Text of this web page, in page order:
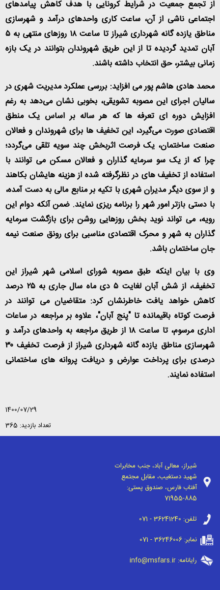
از تجمع جمعیت در شرایط کرونایی با هدف کاهش پیامدهای
اجتماعی ناشی از آن، ساعت کاری واحدهای درآمد و شهرسازی
مناطق یازده گانه شهرداری شیراز تا ساعت ۱۸ روزهای منتهی به ۵
آبان تمدید گردیده تا از این طریق شهروندان بتوانند در یک بازه
زمانی بیشتر، حق انتخاب داشته باشند.
محمد هادی هاشم پور می افزاید: بررسی عملکرد مدیریت شهری در
سالیان اجرای این مصوبه تشویقی، بخوبی نشان می‌دهد به رغم
افزایش دوره ای تعرفه ها که هر ساله بر اساس یک منطق
اقتصادی صورت می‌گیرد، این تخفیف ها برای شهروندان و فعالان
صنعت ساختمان، یک فرصت اثربخش چند سویه تلقی می‌گردد؛
چرا که از یک سو سرمایه گذاران و فعالان مسکن می توانند با
استفاده از تخفیف های در نظرگرفته شده از هزینه هایشان بکاهند
و از سوی دیگر مدیران شهری با تکیه بر منابع مالی به دست آمده،
با دستی بازتر امور شهر را برنامه ریزی نمایند. ضمن آنکه دوام این
رویه، می تواند نوید بخش روزهایی روشن برای بازگشت سرمایه
گذاران به شهر و محرک اقتصادی مناسبی برای رونق صنعت نیمه
جان ساختمان باشد.
وی با بیان اینکه طبق مصوبه شورای اسلامی شهر شیراز این
تخفیف، از شش آبان لغایت ۵ دی ماه سال جاری به ۲۵ درصد
کاهش خواهد یافت خاطرنشان کرد: متقاضیان می توانند در
فرصت کوتاه باقیمانده تا "پنج آبان"، علاوه بر مراجعه در ساعات
اداری مرسوم، تا ساعت ۱۸ از طریق مراجعه به واحدهای درآمد و
شهرسازی مناطق یازده گانه شهرداری شیراز از فرصت تخفیف ۳۰
درصدی برای پرداخت عوارض و دریافت پروانه های ساختمانی
استفاده نمایند.
1400/07/29
تعداد بازدید: 365
شیراز، معالی آباد، جنب مخابرات
شهید دستغیب، مقابل مجتمع
آفتاب فارس، صندوق پستی:
71955-885
تلفن: 071 - 36241240
نمابر:071 - 36246006
رایانامه:info@msfars.ir